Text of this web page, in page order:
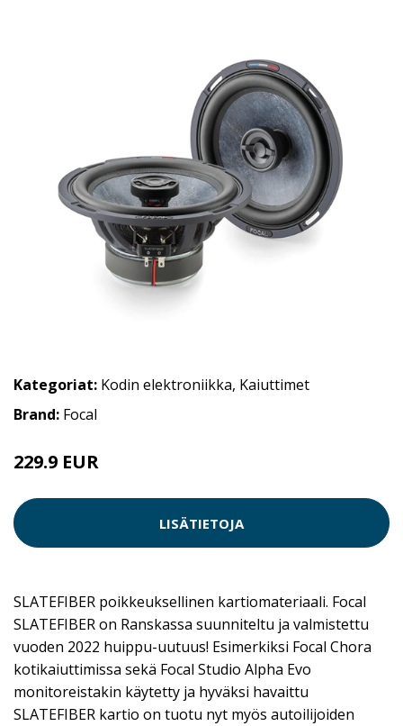
Kategoriat: Kodin elektroniikka, Kaiuttimet
Brand: Focal
229.9 EUR
LISÄTIETOJA
SLATEFIBER poikkeuksellinen kartiomateriaali. Focal
SLATEFIBER on Ranskassa suunniteltu ja valmistettu
vuoden 2022 huippu-uutuus! Esimerkiksi Focal Chora
kotikaiuttimissa sekä Focal Studio Alpha Evo
monitoreistakin käytetty ja hyväksi havaittu
SLATEFIBER kartio on tuotu nyt myös autoilijoiden